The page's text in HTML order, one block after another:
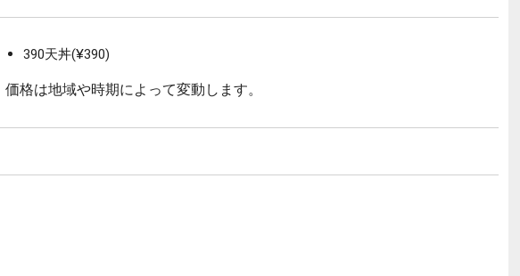
390天丼(¥390)
価格は地域や時期によって変動します。